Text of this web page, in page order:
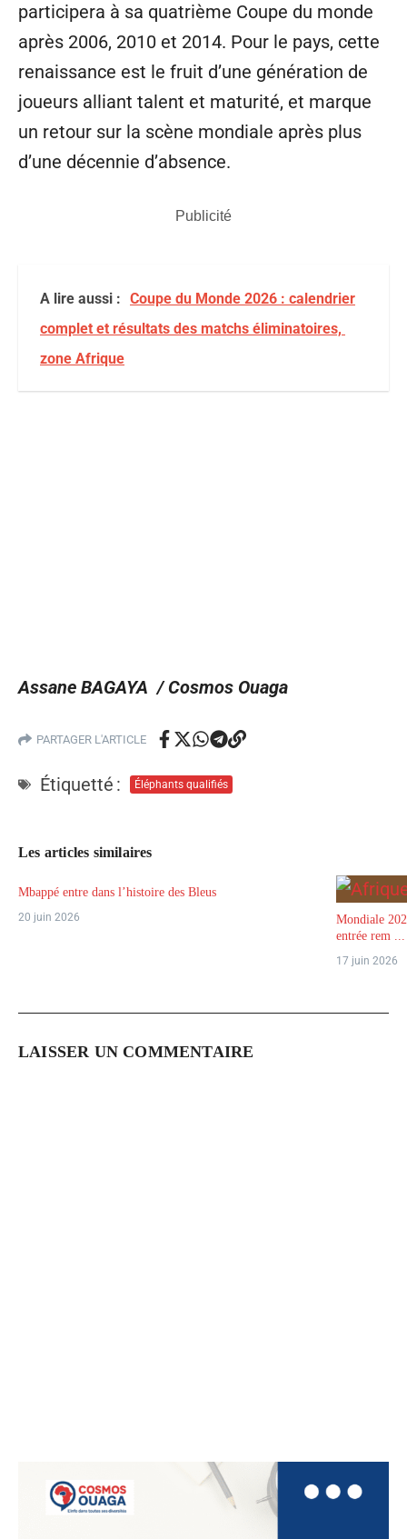
participera à sa quatrième Coupe du monde
après 2006, 2010 et 2014. Pour le pays, cette
renaissance est le fruit d’une génération de
joueurs alliant talent et maturité, et marque
un retour sur la scène mondiale après plus
d’une décennie d’absence.
Publicité
A lire aussi : Coupe du Monde 2026 : calendrier
complet et résultats des matchs éliminatoires,
zone Afrique
Assane BAGAYA / Cosmos Ouaga
PARTAGER L'ARTICLE
Étiquetté : Éléphants qualifiés
Les articles similaires
Mbappé entre dans l’histoire des Bleus
20 juin 2026
Mondiale
entrée rem ...
17 juin 2026
LAISSER UN COMMENTAIRE